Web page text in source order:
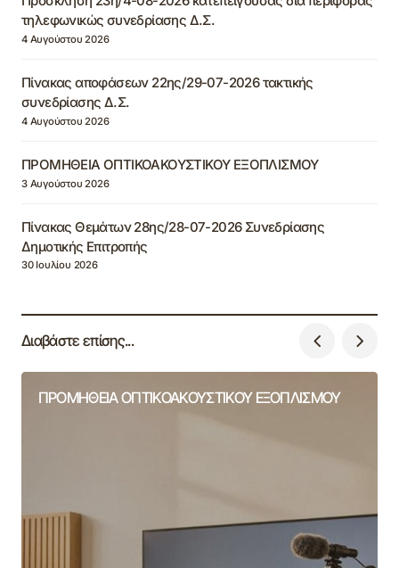
τηλεφωνικώς συνεδρίασης Δ.Σ.
4 Αυγούστου 2026
Πίνακας αποφάσεων 22ης/29-07-2026 τακτικής
συνεδρίασης Δ.Σ.
4 Αυγούστου 2026
ΠΡΟΜΗΘΕΙΑ ΟΠΤΙΚΟΑΚΟΥΣΤΙΚΟΥ ΕΞΟΠΛΙΣΜΟΥ
3 Αυγούστου 2026
Πίνακας Θεμάτων 28ης/28-07-2026 Συνεδρίασης
Δημοτικής Επιτροπής
30 Ιουλίου 2026
Διαβάστε επίσης...
ΠΡΟΜΗΘΕΙΑ ΟΠΤΙΚΟΑΚΟΥΣΤΙΚΟΥ ΕΞΟΠΛΙΣΜΟΥ